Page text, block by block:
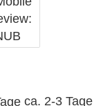
ca. 2-3 Tage